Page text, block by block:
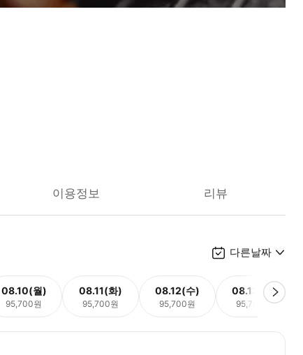
이용정보 리뷰
다른날짜
08.10(월)
95,700원
08.11(화)
95,700원
08.12(수)
95,700원
08.13(목)
95,700원